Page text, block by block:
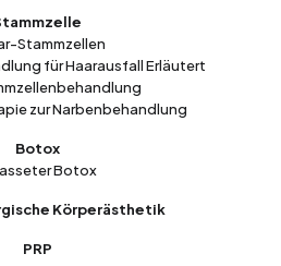
Stammzellen
für Haarausfall Erläutert
zur Narbenbehandlung
Botox
Botox
Körperästhetik
PRP